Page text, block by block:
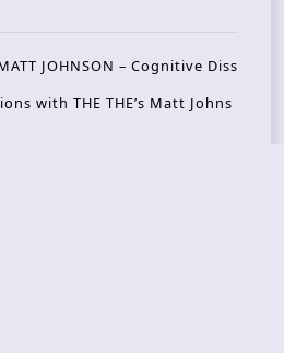
JOHNSON – Cognitive Diss
with THE THE’s Matt Johns